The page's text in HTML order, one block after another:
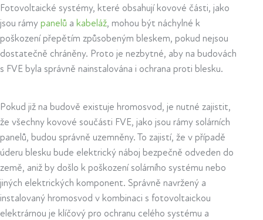
Fotovoltaické systémy, které obsahují kovové části, jako
jsou rámy panelů a kabeláž, mohou být náchylné k
poškození přepětím způsobeným bleskem, pokud nejsou
dostatečně chráněny. Proto je nezbytné, aby na budovách
s FVE byla správně nainstalována i ochrana proti blesku.
Pokud již na budově existuje hromosvod, je nutné zajistit,
že všechny kovové součásti FVE, jako jsou rámy solárních
panelů, budou správně uzemněny. To zajistí, že v případě
úderu blesku bude elektrický náboj bezpečně odveden do
země, aniž by došlo k poškození solárního systému nebo
jiných elektrických komponent. Správně navržený a
instalovaný hromosvod v kombinaci s fotovoltaickou
elektrárnou je klíčový pro ochranu celého systému a